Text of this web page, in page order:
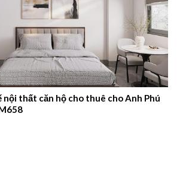
thất căn hộ cho thuê cho Anh Phú